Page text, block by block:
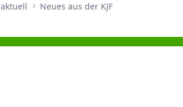
aktuell
Neues aus der KJF